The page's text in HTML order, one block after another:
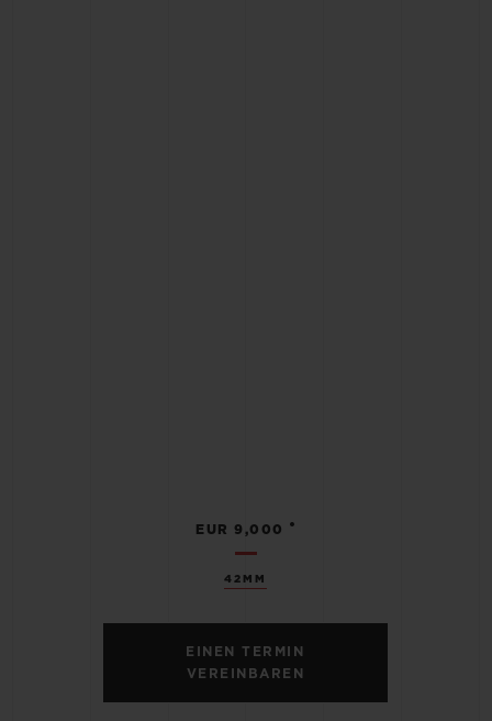
42MM
EUR 9,000 •
EINEN TERMIN
VEREINBAREN